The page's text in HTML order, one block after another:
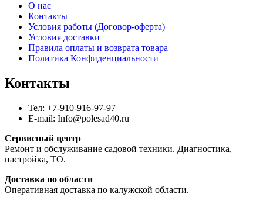
О нас
Контакты
Условия работы (Договор-оферта)
Условия доставки
Правила оплаты и возврата товара
Политика Конфиденциальности
Контакты
Тел: +7-910-916-97-97
E-mail: Info@polesad40.ru
Сервисный центр
Ремонт и обслуживание садовой техники. Диагностика,
настройка, ТО.
Доставка по области
Оперативная доставка по калужской области.